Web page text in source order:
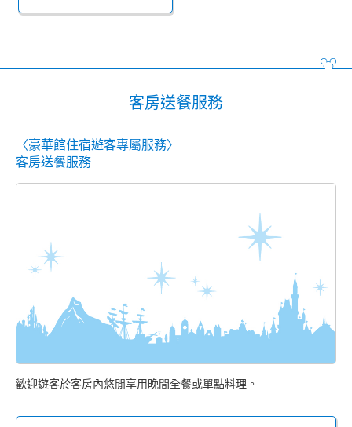
客房送餐服務
〈豪華館住宿遊客專屬服務〉
客房送餐服務
歡迎遊客於客房內悠閒享用晚間全餐或單點料理。